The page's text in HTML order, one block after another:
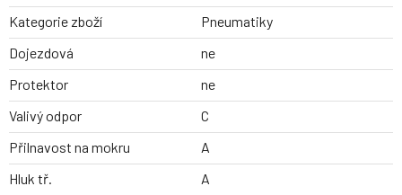
Kategorie zboží
Pneumatiky
Dojezdová
ne
Protektor
ne
Valivý odpor
C
Přilnavost na mokru
A
Hluk tř.
A